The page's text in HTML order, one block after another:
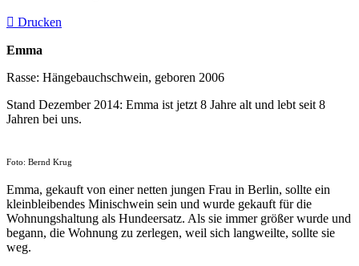
Drucken
Emma
Rasse: Hängebauchschwein, geboren 2006
Stand Dezember 2014: Emma ist jetzt 8 Jahre alt und lebt seit 8
Jahren bei uns.
Foto: Bernd Krug
Emma, gekauft von einer netten jungen Frau in Berlin, sollte ein
kleinbleibendes Minischwein sein und wurde gekauft für die
Wohnungshaltung als Hundeersatz. Als sie immer größer wurde und
begann, die Wohnung zu zerlegen, weil sich langweilte, sollte sie
weg.